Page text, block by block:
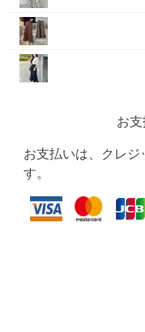
お
お支払いは、クレジ
す。